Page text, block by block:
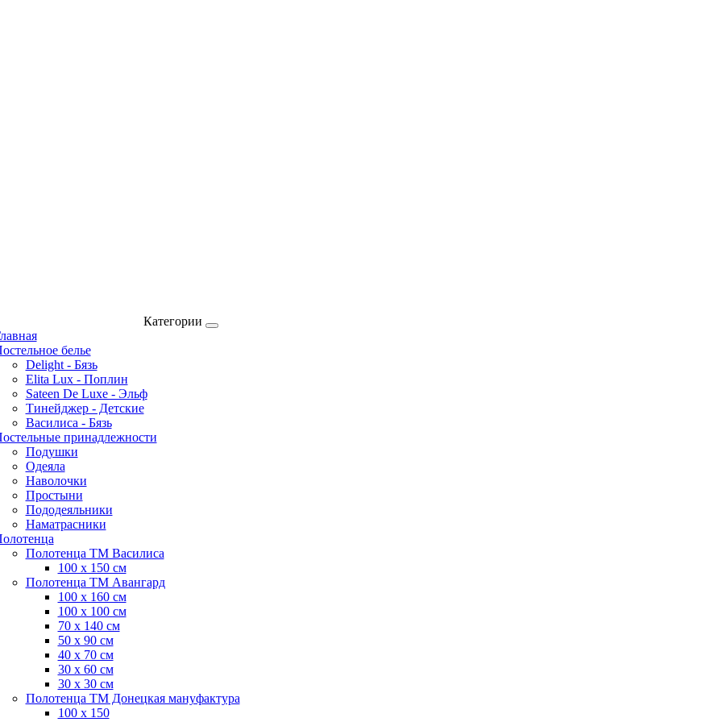
Категории
белье
Delight - Бязь
Elita Lux - Поплин
Sateen De Luxe - Эльф
Тинейджер - Детские
Василиса - Бязь
принадлежности
Подушки
Одеяла
Наволочки
Простыни
Пододеяльники
Наматрасники
Полотенца ТМ Василиса
100 х 150 см
Полотенца ТМ Авангард
100 х 160 см
100 х 100 см
70 х 140 см
50 х 90 см
40 х 70 см
30 х 60 см
30 х 30 см
Полотенца ТМ Донецкая мануфактура
100 х 150